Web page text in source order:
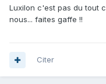
Luxilon c'est pas du tout
nous... faites gaffe !!
Citer